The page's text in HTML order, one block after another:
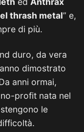
thrash metal” e,
di più.
duro, da vera
dimostrato
anni ormai,
profit nata nel
le